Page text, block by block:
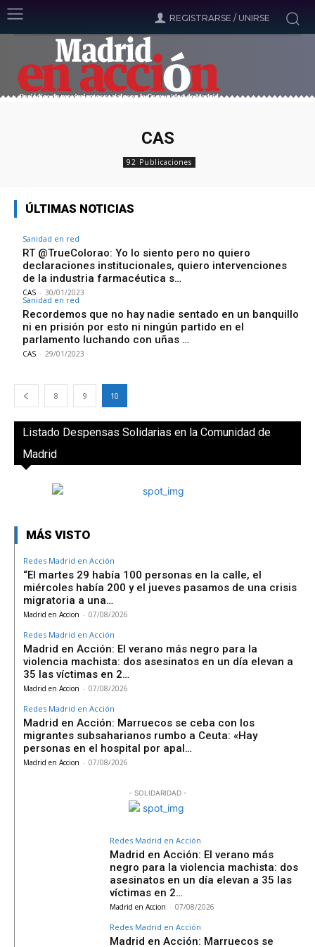
REGISTRARSE / UNIRSE
CAS
92 Publicaciones
ÚLTIMAS NOTICIAS
Sanidad en red
RT @TrueColorao: Yo lo siento pero no quiero
declaraciones institucionales, quiero intervenciones
de la industria farmacéutica s…
CAS - 30/01/2023
Sanidad en red
Recordemos que no hay nadie sentado en un banquillo
ni en prisión por esto ni ningún partido en el
parlamento luchando con uñas …
CAS - 29/01/2023
8 9 10
Listado Despensas Solidarias en la Comunidad de
Madrid
MÁS VISTO
Redes Madrid en Acción
“El martes 29 había 100 personas en la calle, el
miércoles había 200 y el jueves pasamos de una crisis
migratoria a una…
Madrid en Accion - 07/08/2026
Redes Madrid en Acción
Madrid en Acción: El verano más negro para la
violencia machista: dos asesinatos en un día elevan a
35 las víctimas en 2…
Madrid en Accion - 07/08/2026
Redes Madrid en Acción
Madrid en Acción: Marruecos se ceba con los
migrantes subsaharianos rumbo a Ceuta: «Hay
personas en el hospital por apal…
Madrid en Accion - 07/08/2026
- SOLIDARIDAD -
Redes Madrid en Acción
Madrid en Acción: El verano más
negro para la violencia machista: dos
asesinatos en un día elevan a 35 las
víctimas en 2…
Madrid en Accion - 07/08/2026
Redes Madrid en Acción
Madrid en Acción: Marruecos se